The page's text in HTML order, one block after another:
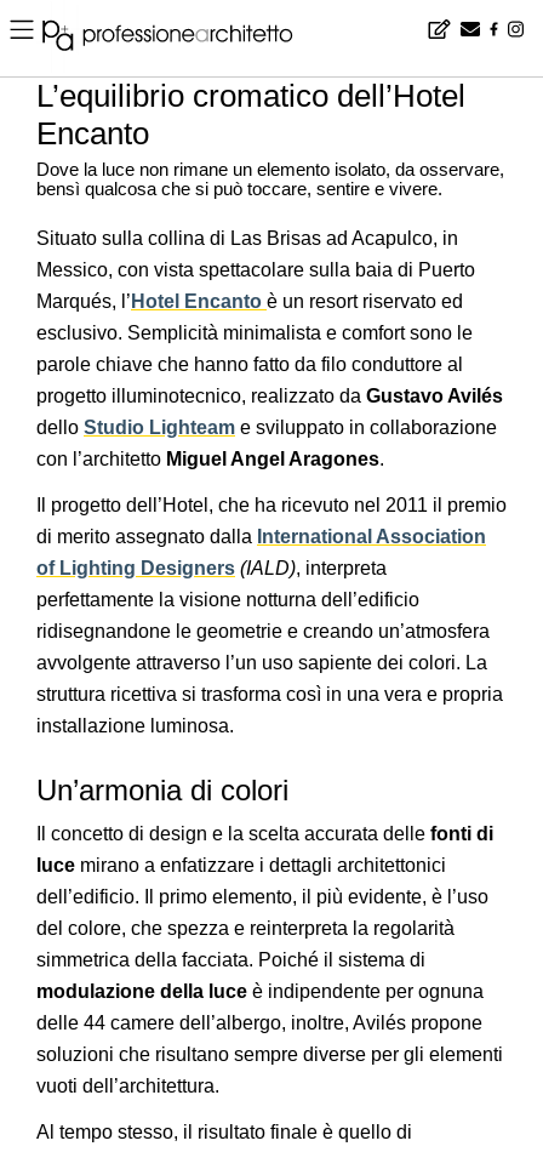
Home ▪ design ▪ progetti ▪ L’equilibrio cromatico dell’Hotel Encanto
L’equilibrio cromatico dell’Hotel
Encanto
Dove la luce non rimane un elemento isolato, da osservare,
bensì qualcosa che si può toccare, sentire e vivere.
Situato sulla collina di Las Brisas ad Acapulco, in
Messico, con vista spettacolare sulla baia di Puerto
Marqués, l’ Hotel Encanto è un resort riservato ed
esclusivo. Semplicità minimalista e comfort sono le
parole chiave che hanno fatto da filo conduttore al
progetto illuminotecnico, realizzato da Gustavo Avilés
dello Studio Lighteam e sviluppato in collaborazione
con l’architetto Miguel Angel Aragones.
Il progetto dell’Hotel, che ha ricevuto nel 2011 il premio
di merito assegnato dalla International Association
of Lighting Designers (IALD), interpreta
perfettamente la visione notturna dell’edificio
ridisegnandone le geometrie e creando un’atmosfera
avvolgente attraverso l’un uso sapiente dei colori. La
struttura ricettiva si trasforma così in una vera e propria
installazione luminosa.
Un’armonia di colori
Il concetto di design e la scelta accurata delle fonti di
luce mirano a enfatizzare i dettagli architettonici
dell’edificio. Il primo elemento, il più evidente, è l’uso
del colore, che spezza e reinterpreta la regolarità
simmetrica della facciata. Poiché il sistema di
modulazione della luce è indipendente per ognuna
delle 44 camere dell’albergo, inoltre, Avilés propone
soluzioni che risultano sempre diverse per gli elementi
vuoti dell’architettura.
Al tempo stesso, il risultato finale è quello di